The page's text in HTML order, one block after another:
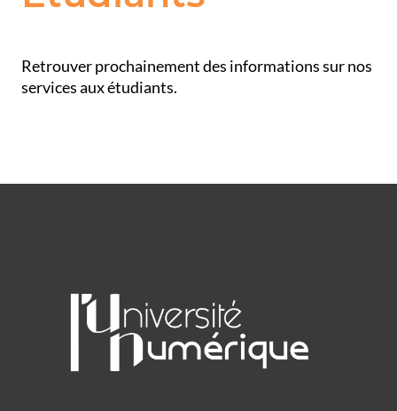
Retrouver prochainement des informations sur nos
services aux étudiants.